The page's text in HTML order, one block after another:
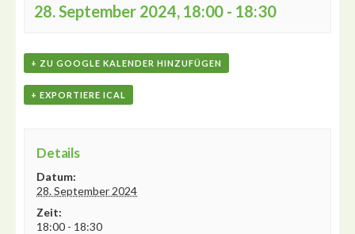
28. September 2024, 18:00 - 18:30
+ ZU GOOGLE KALENDER HINZUFÜGEN
+ EXPORTIERE ICAL
Details
Datum:
28. September 2024
Zeit:
18:00 - 18:30